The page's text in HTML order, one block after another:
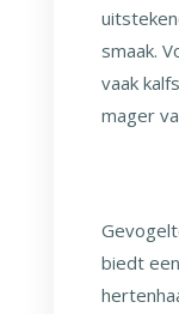
smaak.
vaak
mager
biedt